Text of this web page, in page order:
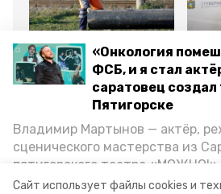
Сайт использует файлы cookies и
«Онкология
ФСБ, и я стал
саратовец создал
Пятигорске
Владимир Мартынов — актёр,
сценического мастерства из
пятигорского театра «МОЖНО!»
существования театр выпустил
Благоустройство
19 февраля , 16:04
Для посёлков
Горячеводского и
Свободы в Пятигорске
построят новый
19
Все новости